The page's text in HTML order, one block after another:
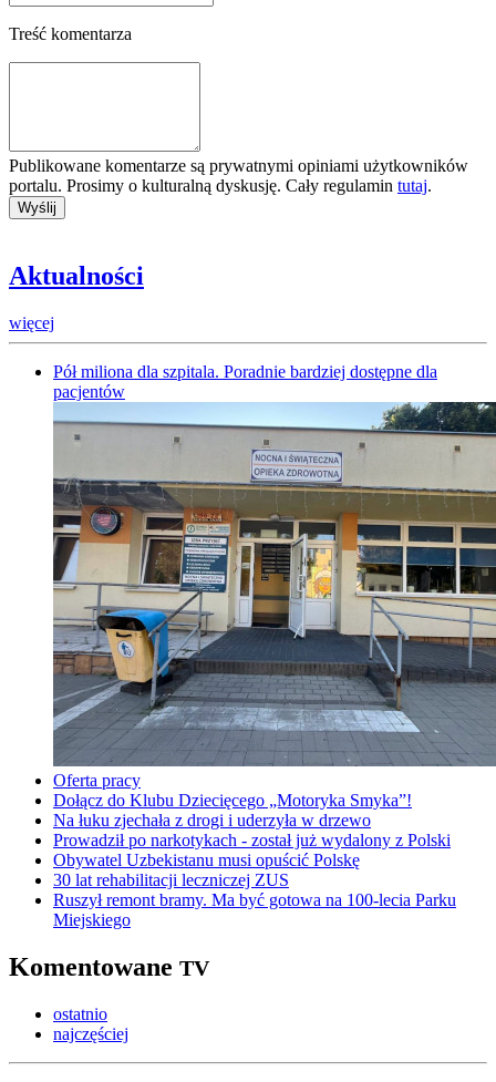
Treść komentarza
Publikowane komentarze są prywatnymi opiniami użytkowników
portalu. Prosimy o kulturalną dyskusję. Cały regulamin tutaj.
Aktualności
więcej
Pół miliona dla szpitala. Poradnie bardziej dostępne dla
pacjentów
Oferta pracy
Dołącz do Klubu Dziecięcego „Motoryka Smyka”!
Na łuku zjechała z drogi i uderzyła w drzewo
Prowadził po narkotykach - został już wydalony z Polski
Obywatel Uzbekistanu musi opuścić Polskę
30 lat rehabilitacji leczniczej ZUS
Ruszył remont bramy. Ma być gotowa na 100-lecia Parku
Miejskiego
Komentowane TV
ostatnio
najczęściej